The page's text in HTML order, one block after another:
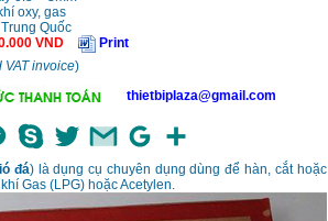
oxy, gas
Quốc
VND
Print
VAT invoice)
thietbiplaza@gmail.com
đá) là dụng cụ chuyên dụng dùng để hàn, cắt hoặc
Gas (LPG) hoặc Acetylen.